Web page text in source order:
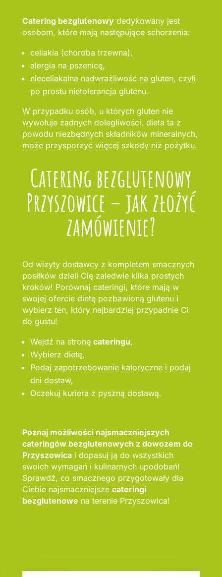
Catering bezglutenowydedykowany jest
osobom, które mają następujące schorzenia:
celiakia (choroba trzewna),
alergia na pszenicę,
nieceliakalna nadwrażliwość na gluten, czyli
po prostu nietolerancja glutenu.
W przypadku osób, u których gluten nie
wywołuje żadnych dolegliwości, dieta ta z
powodu niezbędnych składników mineralnych,
może przysporzyć więcej szkody niż pożytku.
Catering bezglutenowy
Przyszowice – jak złożyć
zamówienie?
Od wizyty dostawcy z kompletem smacznych
posiłków dzieli Cię zaledwie kilka prostych
kroków! Porównaj cateringi, które mają w
swojej ofercie dietę pozbawioną glutenu i
wybierz ten, który najbardziej przypadnie Ci
do gustu!
Wejdź na stronę cateringu,
Wybierz dietę,
Podaj zapotrzebowanie kaloryczne i podaj
dni dostaw,
Oczekuj kuriera z pyszną dostawą.
Poznaj możliwości najsmaczniejszych
cateringów bezglutenowych z dowozem do
Przyszowicai dopasuj ją do wszystkich
swoich wymagań i kulinarnych upodobań!
Sprawdź, co smacznego przygotowały dla
Ciebie najsmaczniejsze cateringi
bezglutenowe na terenie Przyszowica!